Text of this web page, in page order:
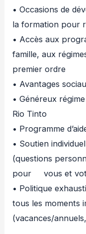
• Occasions de
la formation pour
• Accès aux
famille, aux
premier ordre
• Avantages
• Généreux
Rio Tinto
• Programme
• Soutien
(questions
pour vous et
• Politique
tous les moments
(vacances/